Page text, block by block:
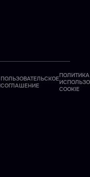
ПОЛЬЗОВАТЕЛЬСКОЕ
СОГЛАШЕНИЕ
ПОЛИТИКА
COOKIE